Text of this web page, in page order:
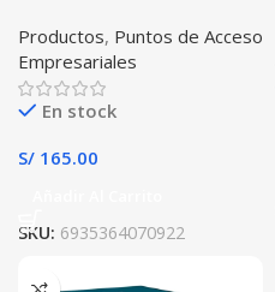
Productos, Puntos de Acceso
Empresariales
En stock
S/ 165.00
SKU: 6935364070922